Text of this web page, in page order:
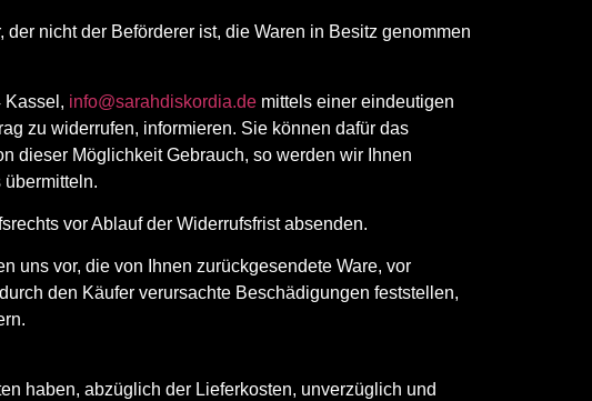
nicht der Beförderer ist, die Waren in Besitz genommen
Kassel, info@sarahdiskordia.de mittels einer eindeutigen
zu widerrufen, informieren. Sie können dafür das
dieser Möglichkeit Gebrauch, so werden wir Ihnen
vor Ablauf der Widerrufsfrist absenden.
uns vor, die von Ihnen zurückgesendete Ware, vor
den Käufer verursachte Beschädigungen feststellen,
haben, abzüglich der Lieferkosten, unverzüglich und